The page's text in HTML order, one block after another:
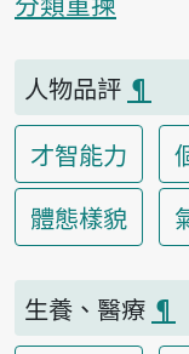
人物品評 ¶
才智能力
體態樣貌
生養、醫療 ¶